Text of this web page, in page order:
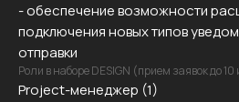
- обеспечение возможности
подключения новых типов
отправки
Роли в наборе DESIGN (прием заявок до
Project-менеджер (1)